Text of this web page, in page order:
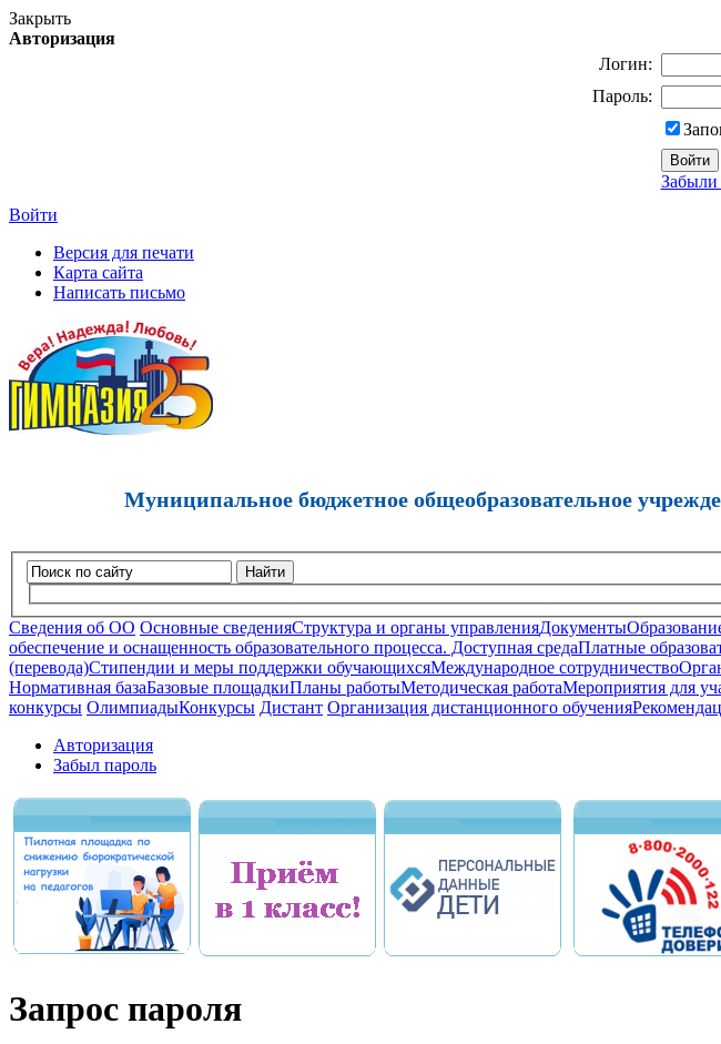
Закрыть
Авторизация
Логин:
Пароль:
Забыли
Войти
Версия для печати
Карта сайта
Написать письмо
Муниципальное бюджетное общеобразовательное
Найти
Сведения об ОО Основные сведенияСтруктура и органы управленияДокументы
обеспечение и оснащенность образовательного процесса. Доступная средаПлатные
(перевода)Стипендии и меры поддержки обучающихсяМеждународное сотрудничество
Нормативная базаБазовые площадкиПланы работыМетодическая работаМероприятия для
конкурсы ОлимпиадыКонкурсы Дистант Организация дистанционного обучения
Авторизация
Забыл пароль
Запрос пароля